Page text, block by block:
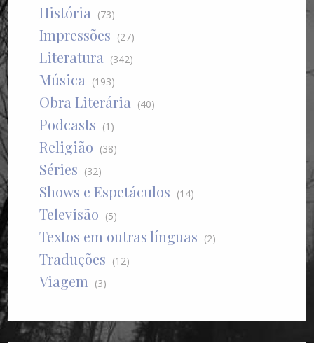
História (73)
Impressões (27)
Literatura (342)
Música (193)
Obra Literária (40)
Podcasts (1)
Religião (38)
Séries (32)
Shows e Espetáculos (14)
Televisão (5)
Textos em outras línguas (2)
Traduções (12)
Viagem (3)